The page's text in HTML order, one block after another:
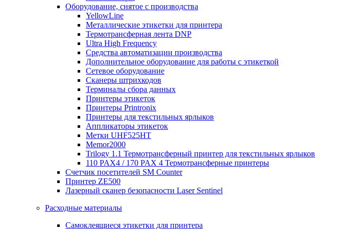
Оборудование, снятое с производства
YellowLine
Металлические этикетки для принтера
Термотрансферная лента DNP
Ultra High Frequency
Средства автоматизации производства
Дополнительное оборудование для работы с этикеткой
Сетевое оборудование
Сканеры штрихкодов
Терминалы сбора данных
Принтеры этикеток
Принтеры Printronix
Принтеры для текстильных ярлыков
Аппликаторы этикеток
Метки UHF525HT
Memor2000
Trilogy 1.1 Термотрансферный принтер для текстильных ярлыков
110 PAX4 / 170 PAX 4 Термотрансферные принтеры
Счетчик посетителей SM Counter
Принтер ZE500
Лазерный сканер безопасности Laser Sentinel
Расходные материалы
Самоклеящиеся этикетки для принтера